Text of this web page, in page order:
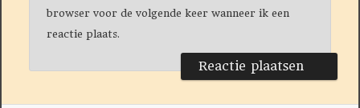
browser voor de volgende keer wanneer ik een
reactie plaats.